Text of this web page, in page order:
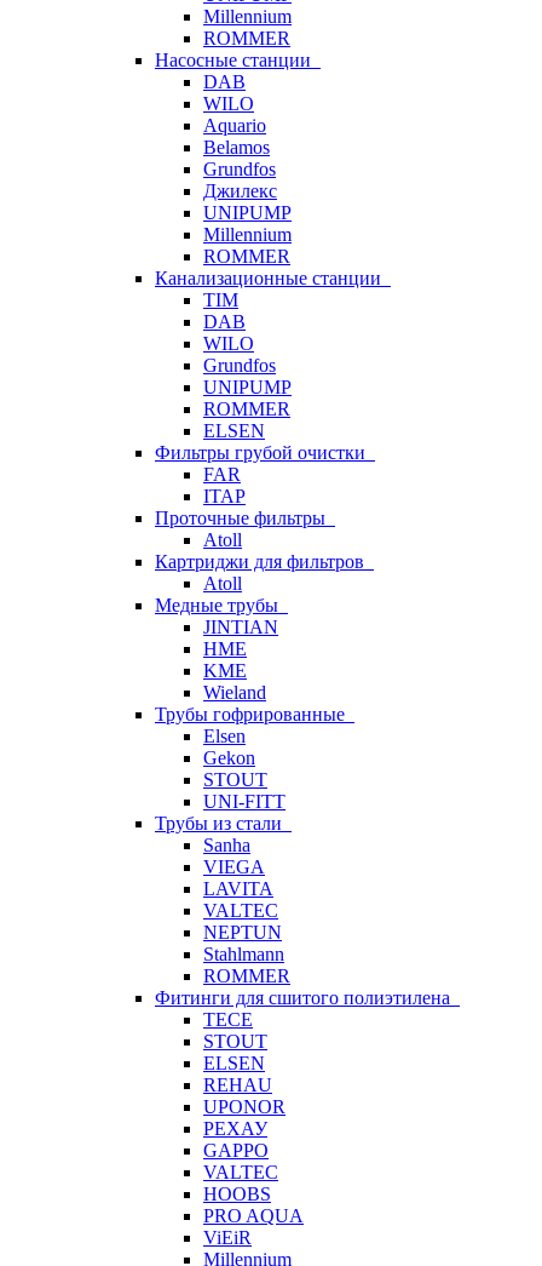
Millennium
ROMMER
Насосные станции
DAB
WILO
Aquario
Belamos
Grundfos
Джилекс
UNIPUMP
Millennium
ROMMER
Канализационные станции
TIM
DAB
WILO
Grundfos
UNIPUMP
ROMMER
ELSEN
Фильтры грубой очистки
FAR
ITAP
Проточные фильтры
Atoll
Картриджи для фильтров
Atoll
Медные трубы
JINTIAN
HME
KME
Wieland
Трубы гофрированные
Elsen
Gekon
STOUT
UNI-FITT
Трубы из стали
Sanha
VIEGA
LAVITA
VALTEC
NEPTUN
Stahlmann
ROMMER
Фитинги для сшитого полиэтилена
TECE
STOUT
ELSEN
REHAU
UPONOR
РЕХАУ
GAPPO
VALTEC
HOOBS
PRO AQUA
ViEiR
Millennium